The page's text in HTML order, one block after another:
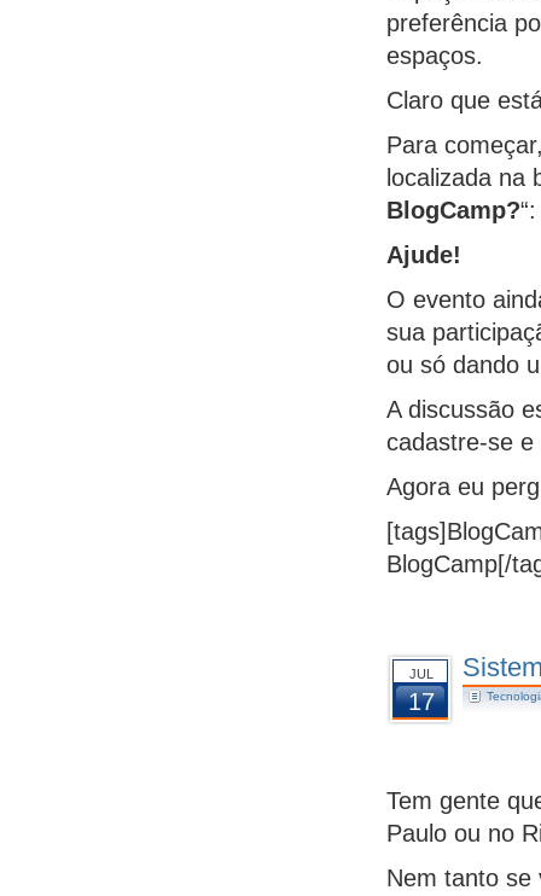
preferência
espaços.
Claro que
Para
localizada na
BlogCamp?“:
Ajude!
O evento
sua
ou só dando
A discussão
cadastre-se
Agora eu
BlogCamp[/
JUL
17
Tem gente
Paulo ou no
Nem tanto se